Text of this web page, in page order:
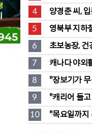
2회차 무대
4
양경춘 씨,
첫 홀인원 주
5
영북부 지하
전환… “영
6
초보농장,
든 전통 장류
7
캐나다 야
때 올바른 대
8
"장보기가
품값이 가장
9
"캐리어 들
546명 검거
10
"목요일까
대폭 하락 예